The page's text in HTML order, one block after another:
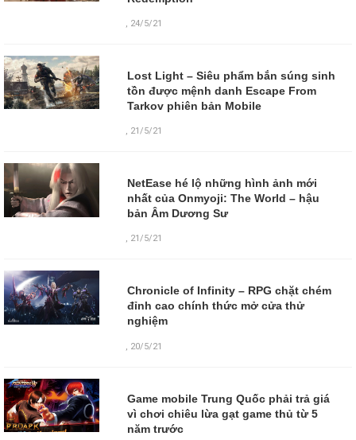
, 24/5/21
Lost Light – Siêu phẩm bắn súng sinh
tồn được mệnh danh Escape From
Tarkov phiên bản Mobile
, 21/5/21
NetEase hé lộ những hình ảnh mới
nhất của Onmyoji: The World – hậu
bản Âm Dương Sư
, 21/5/21
Chronicle of Infinity – RPG chặt chém
đỉnh cao chính thức mở cửa thử
nghiệm
20/5/21
Game mobile Trung Quốc phải trả giá
vì chơi chiêu lừa gạt game thủ từ 5
năm trước